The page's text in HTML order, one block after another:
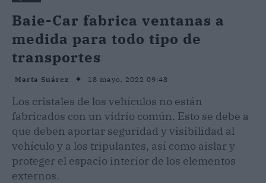
Baie-Car fabrica ventanas a
medida para todo tipo de
transportes
Marta Suárez 18 mayo, 2022 09:48
Los cristales de los vehículos no están
fabricados con un vidrio común. Esto se debe a
que deben aportar seguridad y visibilidad al
vehículo y a los tripulantes, así como aislar y
proteger el espacio interior de los elementos
externos.